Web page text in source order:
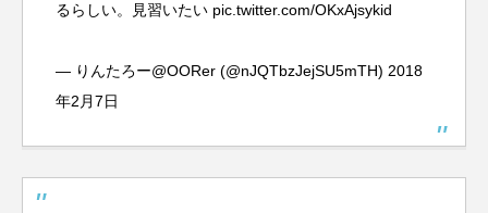
るらしい。見習いたい pic.twitter.com/OKxAjsykid
— りんたろー@OORer (@nJQTbzJejSU5mTH) 2018
年2月7日